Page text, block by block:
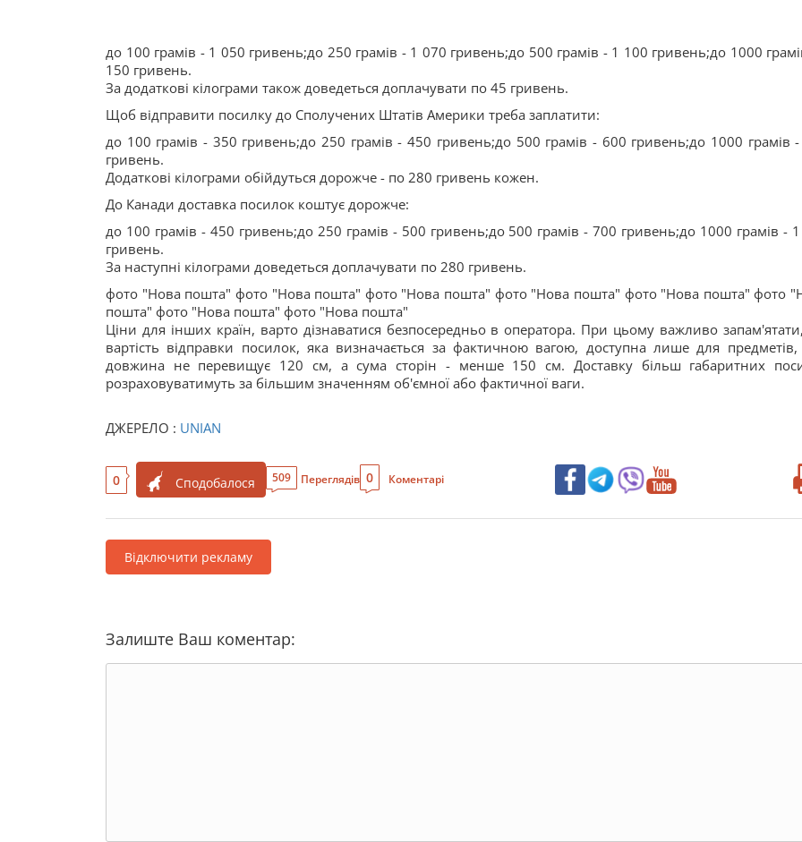
до 100 грамів - 1 050 гривень;до 250 грамів - 1 070 гривень;до 500 грамів - 1 100 гривень;до 1000
150 гривень.
За додаткові кілограми також доведеться доплачувати по 45 гривень.
Щоб відправити посилку до Сполучених Штатів Америки треба заплатити:
до 100 грамів - 350 гривень;до 250 грамів - 450 гривень;до 500 грамів - 600 гривень;до 1000 грамів
гривень.
Додаткові кілограми обійдуться дорожче - по 280 гривень кожен.
До Канади доставка посилок коштує дорожче:
до 100 грамів - 450 гривень;до 250 грамів - 500 гривень;до 500 грамів - 700 гривень;до 1000 грамів -
гривень.
За наступні кілограми доведеться доплачувати по 280 гривень.
фото "Нова пошта" фото "Нова пошта" фото "Нова пошта" фото "Нова пошта" фото "Нова пошта" фото
пошта" фото "Нова пошта" фото "Нова пошта"
Ціни для інших країн, варто дізнаватися безпосередньо в оператора. При цьому важливо
вартість відправки посилок, яка визначається за фактичною вагою, доступна лише для
довжина не перевищує 120 см, а сума сторін - менше 150 см. Доставку більш габаритних
розраховуватимуть за більшим значенням об'ємної або фактичної ваги.
ДЖЕРЕЛО : UNIAN
0 Сподобалося 509 Переглядів 0 Коментарі
Відключити рекламу
Залиште Ваш коментар: